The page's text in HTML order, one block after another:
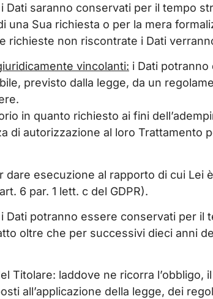
i Dati saranno conservati per il tempo
una Sua richiesta o per la mera
richieste non riscontrate i Dati
vincolanti: i Dati
previsto dalla legge, da un
in quanto richiesto ai fini
di autorizzazione al loro
dare esecuzione al rapporto di cui Lei
6 par. 1 lett. c del GDPR).
i Dati potranno essere conservati per il
oltre che per successivi dieci anni
Titolare: laddove ne ricorra l’obbligo,
all’applicazione della legge, dei